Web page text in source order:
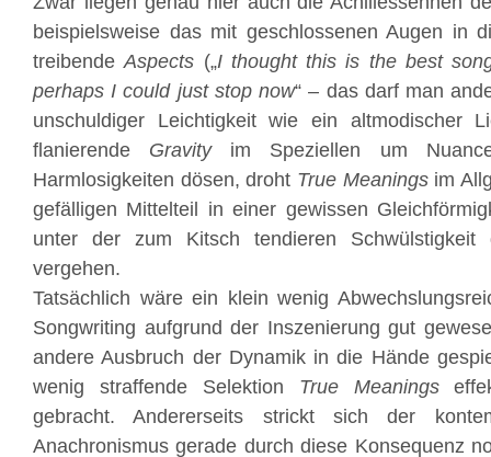
beispielsweise das mit geschlossenen Augen in
treibendeAspects („I thought this is the best
perhaps I could just stop now“ – das darf man
unschuldiger Leichtigkeit wie ein altmodischer
flanierende Gravityim Speziellen um
Harmlosigkeiten dösen, droht True Meaningsim
gefälligen Mittelteil in einer gewissen
unter der zum Kitsch tendieren Schwülstigkeit
vergehen.
Tatsächlich wäre ein klein wenig
Songwriting aufgrund der Inszenierung gut
andere Ausbruch der Dynamik in die Hände
wenig straffende Selektion True Meanings
gebracht. Andererseits strickt sich der
Anachronismus gerade durch diese Konsequenz